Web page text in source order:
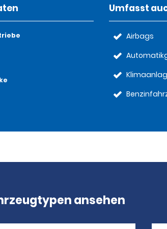
Umfasst
Airbags
ansehen